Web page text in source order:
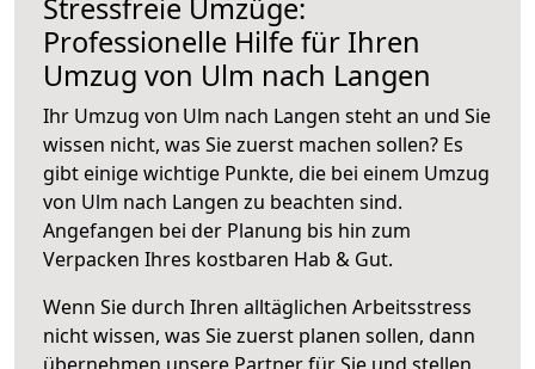
Stressfreie Umzüge:
Professionelle Hilfe für Ihren
Umzug von Ulm nach Langen
Ihr Umzug von Ulm nach Langen steht an und Sie
wissen nicht, was Sie zuerst machen sollen? Es
gibt einige wichtige Punkte, die bei einem Umzug
von Ulm nach Langen zu beachten sind.
Angefangen bei der Planung bis hin zum
Verpacken Ihres kostbaren Hab & Gut.
Wenn Sie durch Ihren alltäglichen Arbeitsstress
nicht wissen, was Sie zuerst planen sollen, dann